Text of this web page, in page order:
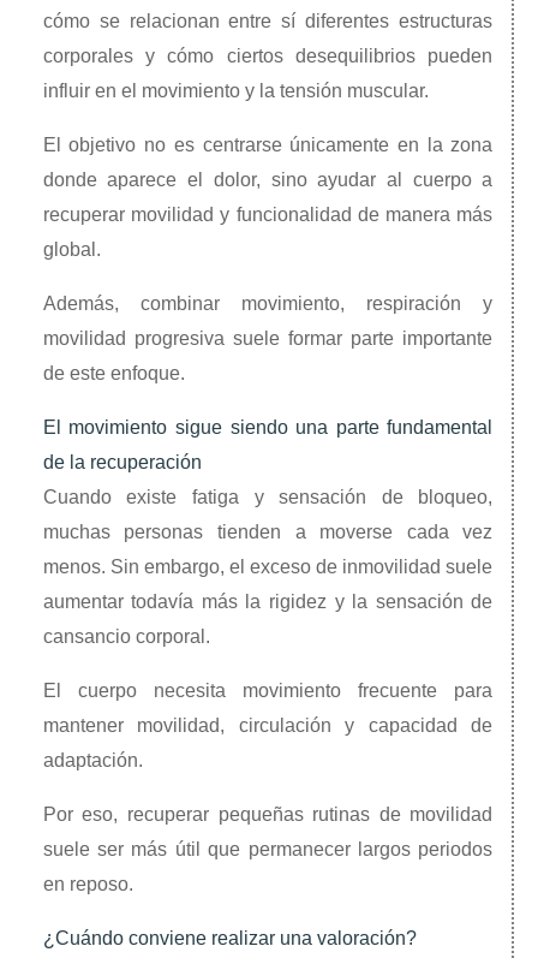
cómo se relacionan entre sí diferentes estructuras
corporales y cómo ciertos desequilibrios pueden
influir en el movimiento y la tensión muscular.
El objetivo no es centrarse únicamente en la zona
donde aparece el dolor, sino ayudar al cuerpo a
recuperar movilidad y funcionalidad de manera más
global.
Además, combinar movimiento, respiración y
movilidad progresiva suele formar parte importante
de este enfoque.
El movimiento sigue siendo una parte fundamental
de la recuperación
Cuando existe fatiga y sensación de bloqueo,
muchas personas tienden a moverse cada vez
menos. Sin embargo, el exceso de inmovilidad suele
aumentar todavía más la rigidez y la sensación de
cansancio corporal.
El cuerpo necesita movimiento frecuente para
mantener movilidad, circulación y capacidad de
adaptación.
Por eso, recuperar pequeñas rutinas de movilidad
suele ser más útil que permanecer largos periodos
en reposo.
¿Cuándo conviene realizar una valoración?